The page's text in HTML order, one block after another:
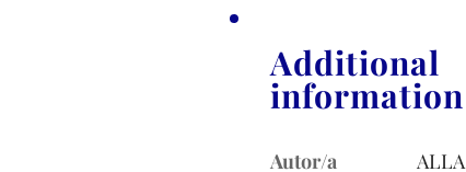
Additional
information
Autor/a
ALLA